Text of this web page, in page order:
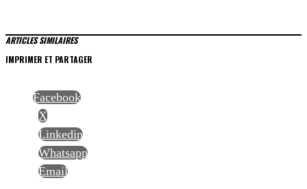
ARTICLES SIMILAIRES
IMPRIMER ET PARTAGER
Facebook
X
Linkedin
Whatsapp
Email